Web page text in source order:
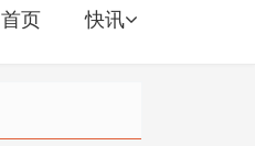
首页 快讯